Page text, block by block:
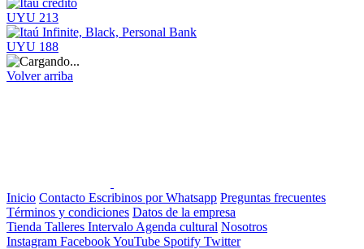
UYU 213
UYU 188
Volver arriba
Inicio Contacto Escribinos por Whatsapp Preguntas frecuentes
Términos y condiciones Datos de la empresa
Tienda Talleres Intervalo Agenda cultural Nosotros
Instagram FacebookYouTube Spotify Twitter